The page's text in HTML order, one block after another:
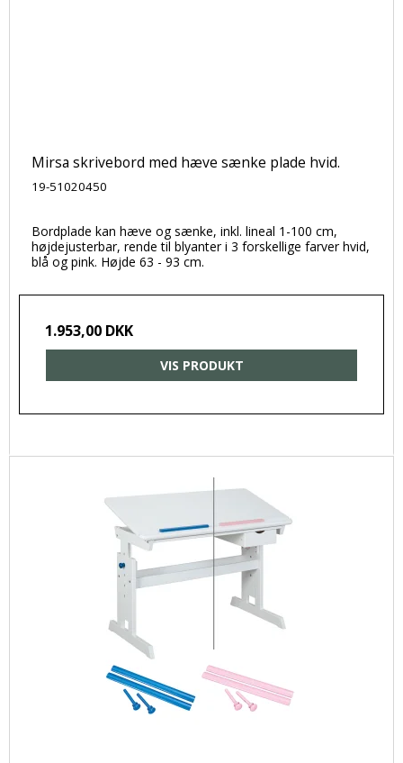
Mirsa skrivebord med hæve sænke plade hvid.
19-51020450
Bordplade kan hæve og sænke, inkl. lineal 1-100 cm,
højdejusterbar, rende til blyanter i 3 forskellige farver hvid,
blå og pink. Højde 63 - 93 cm.
1.953,00 DKK
VIS PRODUKT